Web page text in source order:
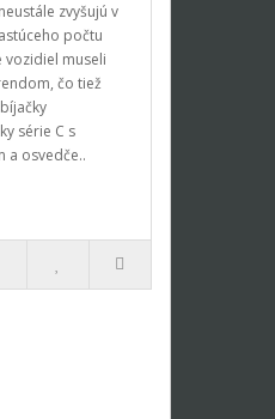
zvyšujú v
počtu
museli
čo tiež
série C s
a osvedče..